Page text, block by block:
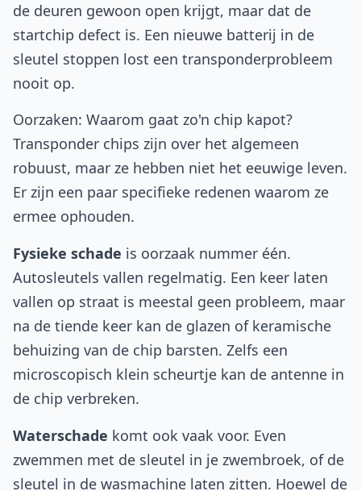
de deuren gewoon open krijgt, maar dat de
startchip defect is. Een nieuwe batterij in de
sleutel stoppen lost een transponderprobleem
nooit op.
Oorzaken: Waarom gaat zo'n chip kapot?
Transponder chips zijn over het algemeen
robuust, maar ze hebben niet het eeuwige leven.
Er zijn een paar specifieke redenen waarom ze
ermee ophouden.
Fysieke schade is oorzaak nummer één.
Autosleutels vallen regelmatig. Een keer laten
vallen op straat is meestal geen probleem, maar
na de tiende keer kan de glazen of keramische
behuizing van de chip barsten. Zelfs een
microscopisch klein scheurtje kan de antenne in
de chip verbreken.
Waterschade komt ook vaak voor. Even
zwemmen met de sleutel in je zwembroek, of de
sleutel in de wasmachine laten zitten. Hoewel de